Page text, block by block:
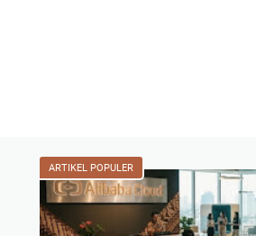
ARTIKEL POPULER